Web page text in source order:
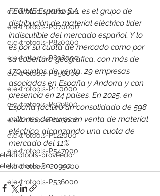
elektrotools-P800300
elektrotools-P070000
elektrotools-P820000
elektrotools-P898000
elektrotools-P058000
elektrotools-P110000
elektrotools-P979800
elektrotools-P003000
elektrotools-P122000
elektrotools-P547000
elektrotools-C039000
elektrotools-P536000
FEGIME España S.A. es el grupo de
distribución de material eléctrico líder
indiscutible del mercado español. Y lo
es por su cuota de mercado como por
su cobertura geográfica, con más de
170 puntos de venta, 29 empresas
asociadas en España y Andorra y con
presencia en 24 países. En 2025, en
España facturó un consolidado de 598
millones de euros en venta de material
eléctrico, alcanzando una cuota de
mercado del 11%
elektrotools-proveedor
elektrotools-P020000